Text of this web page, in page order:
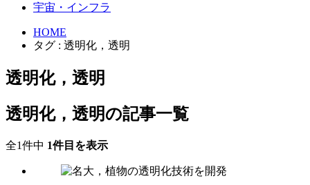
宇宙・インフラ
HOME
タグ : 透明化，透明
透明化，透明
透明化，透明の記事一覧
全1件中 1件目を表示